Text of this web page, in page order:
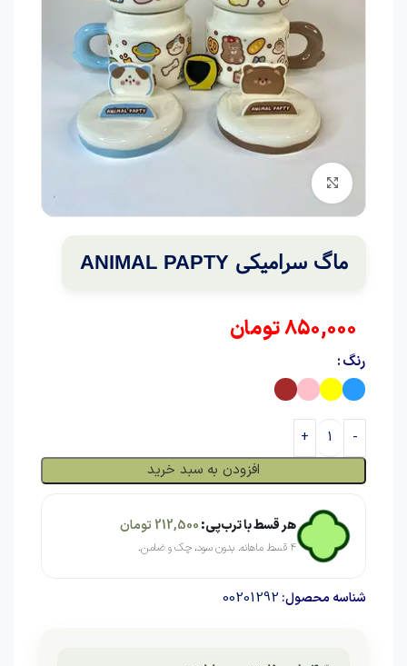
برای بزرگنمایی کلیک کنید
ماگ سرامیکی ANIMAL PAPTY
850,000تومان
رنگ
افزودن به سبد خرید
هر قسط با ترب‌پی:212,500تومان
۴ قسط ماهانه. بدون سود، چک و ضامن.
شناسه محصول: 00201292